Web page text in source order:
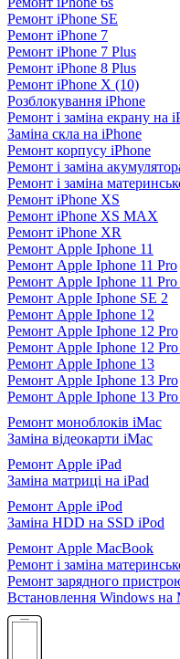
Ремонт iPhone SE
Ремонт iPhone 7
Ремонт iPhone 7 Plus
Ремонт iPhone 8 Plus
Ремонт iPhone X (10)
Розблокування iPhone
Ремонт і заміна екрану на
Заміна скла на iPhone
Ремонт корпусу iPhone
Ремонт і заміна
Ремонт і заміна
Ремонт iPhone XS
Ремонт iPhone XS MAX
Ремонт iPhone XR
Ремонт Apple Iphone 11
Ремонт Apple Iphone 11 Pro
Ремонт Apple Iphone 11
Ремонт Apple Iphone SE 2
Ремонт Apple Iphone 12
Ремонт Apple Iphone 12 Pro
Ремонт Apple Iphone 12
Ремонт Apple Iphone 13
Ремонт Apple Iphone 13 Pro
Ремонт Apple Iphone 13
Ремонт моноблоків iMac
Заміна відеокарти iMac
Ремонт Apple iPad
Заміна матриці на iPad
Ремонт Apple iPod
Заміна HDD на SSD iPod
Ремонт Apple MacBook
Ремонт і заміна
Ремонт зарядного
Встановлення Windows на